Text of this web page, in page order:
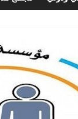
إنشاء المبنى
قرينة البراءة
حق أصيل